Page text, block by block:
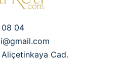
04
Cad.